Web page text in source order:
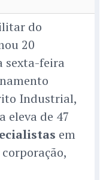
do
20
sexta-feira
Industrial,
eleva de 47
em